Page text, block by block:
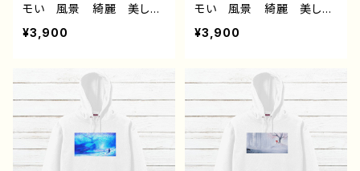
モい 風景 綺麗 美し
い 景色 おしゃれ 可愛
い女の子 メンズ レディ
人気 イラストレーター
クリエイター 絵師 オリ
ジナル デザイン グッ
ズ 片面印刷 タイトル：消
えてしまわないように 作：
アナ F-5
¥3,900
モい 風景 綺麗 美し
い 景色 おしゃれ 可愛
い女の子 メンズ レディ
人気 イラストレーター
クリエイター 絵師 オリ
ジナル デザイン グッ
ズ 片面印刷 タイトル：消
えてしまわないように 作：
¥3,900